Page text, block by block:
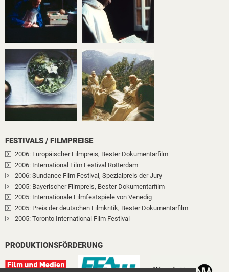
FESTIVALS / FILMPREISE
2006: Europäischer Filmpreis, Bester Dokumentarfilm
2006: International Film Festival Rotterdam
2006: Sundance Film Festival , Spezialpreis der Jury
2005: Bayerischer Filmpreis, Bester Dokumentarfilm
2005: Internationale Filmfestspiele von Venedig
2005: Preis der deutschen Filmkritik, Bester Dokumentarfilm
2005: Toronto International Film Festival
PRODUKTIONSFÖRDERUNG